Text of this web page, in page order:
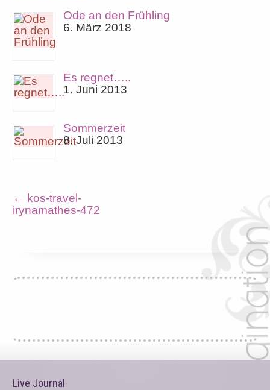
Ode an den Frühling
6. März 2018
Es regnet…..
1. Juni 2013
Sommerzeit
8. Juli 2013
← kos-travel-
irynamathes-472
Live Journal